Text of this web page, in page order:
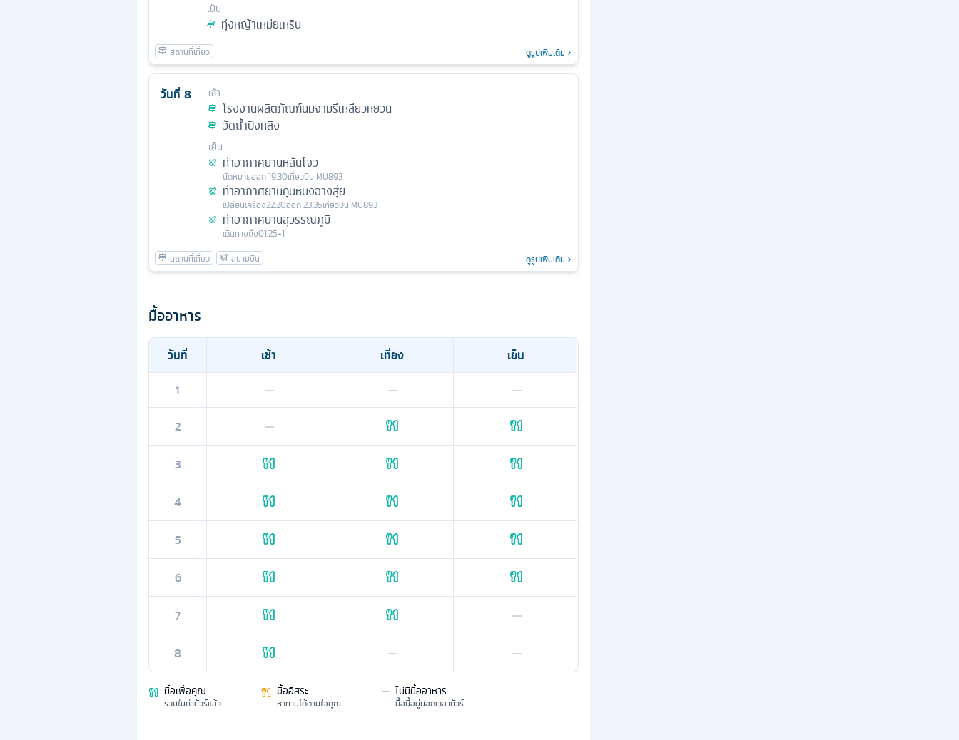
เย็น
ทุ่งหญ้าเหม่ยเหริน
ดูรูปเพิ่มเติม
วันที่ 8 เช้า
โรงงานผลิตภัณฑ์นมจามรีเหลียวหยวน
วัดถ้ำปิงหลิง
เย็น
ท่าอากาศยานหลันโจว
นัดหมายออก19.30เที่ยวบิน MU893
ท่าอากาศยานคุนหมิงฉางสุ่ย
เปลี่ยนเครื่อง22.20ออก23.35เที่ยวบิน MU893
ท่าอากาศยานสุวรรณภูมิ
เดินทางถึง01.25+1
ดูรูปเพิ่มเติม
มื้ออาหาร
วันที่ เช้า เที่ยง
เย็น
1
— —
—
2
—
3
4
5
6
7 —
8 — —
มื้อเพื่อคุณ
รวมในค่าทัวร์แล้ว
มื้ออิสระ
หาทานได้ตามใจคุณ
— ไม่มีมื้ออาหาร
มื้อนี้อยู่นอกเวลาทัวร์